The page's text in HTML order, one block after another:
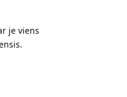
je viens